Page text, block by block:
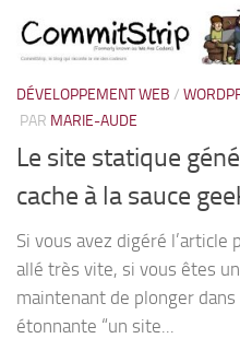
DÉVELOPPEMENT WEB /
PAR MARIE-AUDE
Le site statique
cache à la sauce
Si vous avez digéré
allé très vite, si vous êtes
maintenant de plonger
étonnante “un site...